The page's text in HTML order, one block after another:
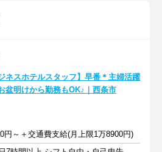
ジネスホテルスタッフ】早番＊主婦活躍
盆明けから勤務もOK♪｜西条市
円～＋交通費支給(月上限1万8900円)